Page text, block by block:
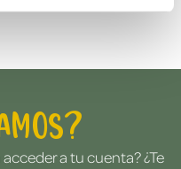
a tu cuenta? ¿Te